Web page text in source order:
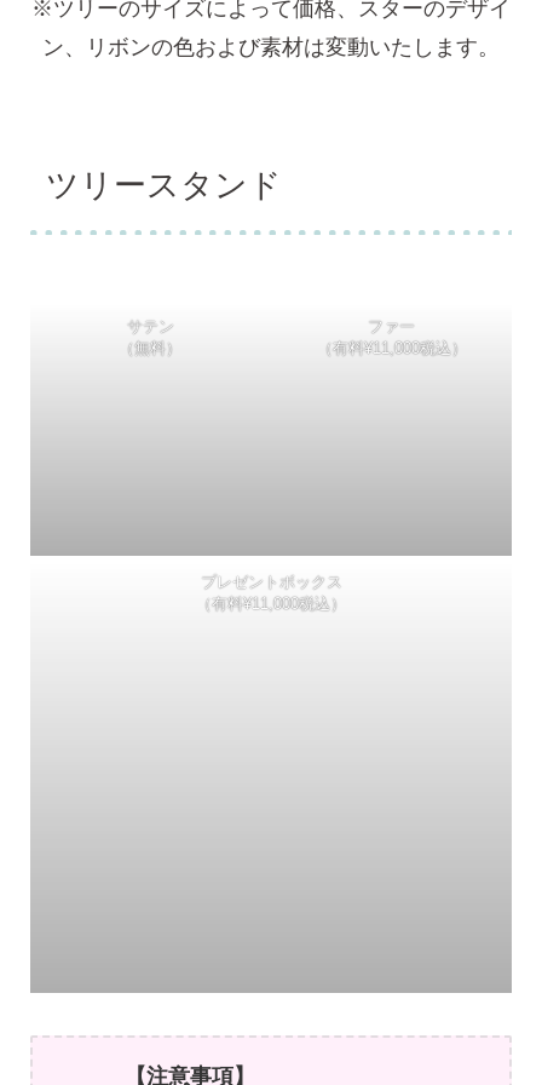
※ツリーのサイズによって価格、スターのデザイ
ン、リボンの色および素材は変動いたします。
ツリースタンド
サテン
（無料）
ファー
（有料¥11,000税込）
プレゼントボックス
（有料¥11,000税込）
【注意事項】